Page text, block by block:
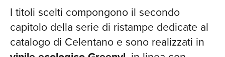
I titoli scelti compongono il secondo
capitolo della serie di ristampe dedicate al
catalogo di Celentano e sono realizzati in